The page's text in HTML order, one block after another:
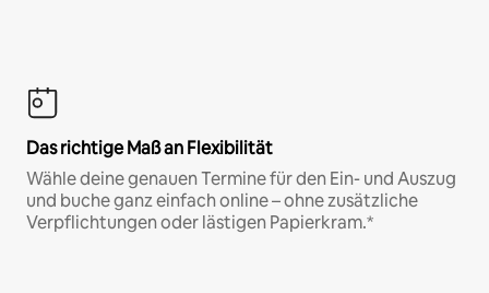
Das richtige Maß an Flexibilität
Wähle deine genauen Termine für den Ein- und Auszug
und buche ganz einfach online – ohne zusätzliche
Verpflichtungen oder lästigen Papierkram.*